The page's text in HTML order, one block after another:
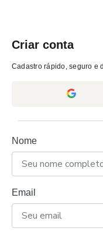
Criar conta
Cadastro rápido, seguro e
Nome
Email